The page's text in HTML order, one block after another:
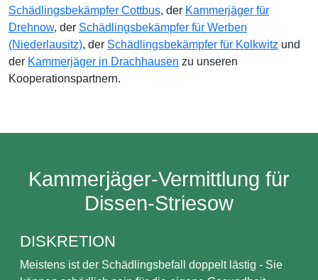
Schädlingsbekämpfer Cottbus, der Kammerjäger für
Drehnow, der Schädlingsbekämpfer für Werben
(Niederlausitz), der Schädlingsbekämpfer für Kolkwitz und
der Kammerjäger in Drachhausen zu unseren
Kooperationspartnern.
Kammerjäger-Vermittlung für
Dissen-Striesow
DISKRETION
Meistens ist der Schädlingsbefall doppelt lästig - Sie